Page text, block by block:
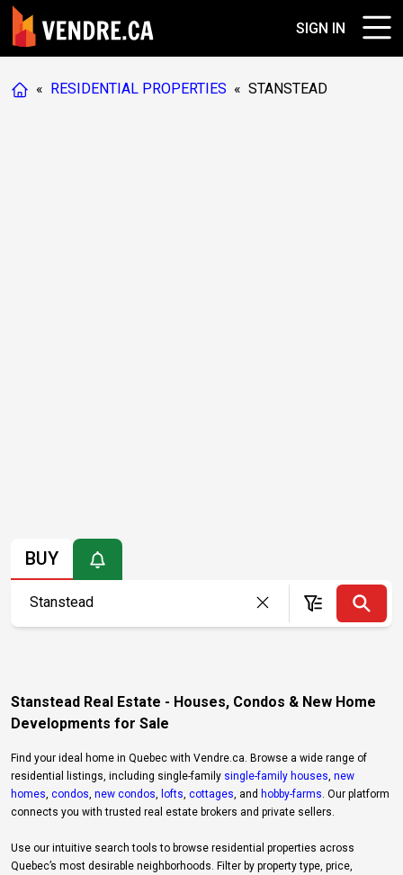
SIGN IN
« RESIDENTIAL PROPERTIES « STANSTEAD
BUY
Stanstead Real Estate - Houses, Condos & New Home
Developments for Sale
Find your ideal home in Quebec with Vendre.ca. Browse a wide range of
residential listings, including single-family single-family houses new
homes condos new condos lofts cottages , and hobby-farms . Our platform
connects you with trusted real estate brokers and private sellers.
Use our intuitive search tools to browse residential properties across
Quebec’s most desirable neighborhoods. Filter by property type, price,